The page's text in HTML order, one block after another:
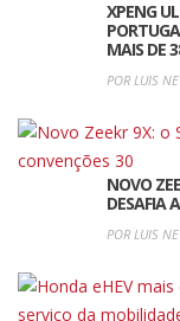
XPENG
MAIS DE
POR LUIS
NOVO
DESAFIA
POR LUIS